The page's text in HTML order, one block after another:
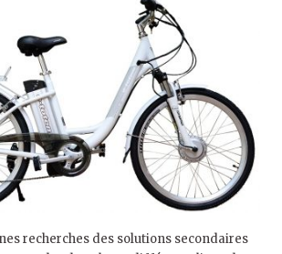
recherches des solutions secondaires